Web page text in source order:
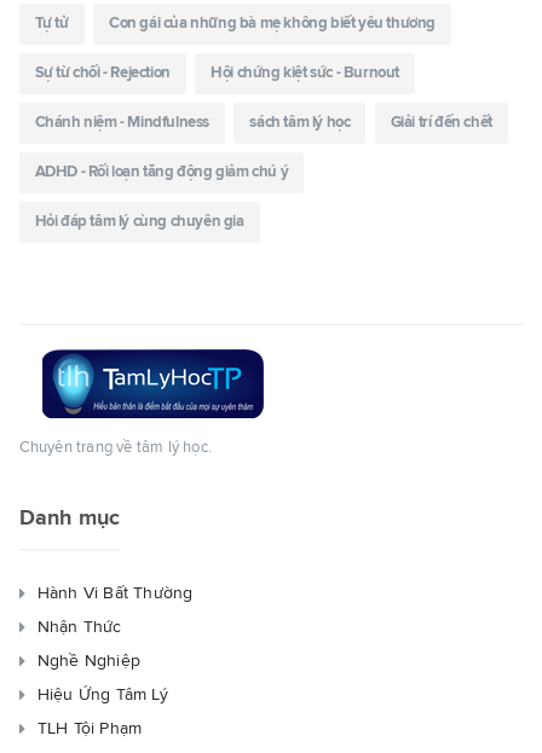
Tự tử Con gái của những bà mẹ không biết yêu thương
Sự từ chối - Rejection Hội chứng kiệt sức - Burnout
Chánh niệm - Mindfulness sách tâm lý học Giải trí đến chết
ADHD - Rối loạn tăng động giảm chú ý
Hỏi đáp tâm lý cùng chuyên gia
Chuyên trang về tâm lý học.
Danh mục
Hành Vi Bất Thường
Nhận Thức
Nghề Nghiệp
Hiệu Ứng Tâm Lý
TLH Tội Phạm